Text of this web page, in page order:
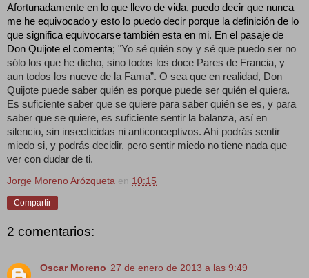
Afortunadamente en lo que llevo de vida, puedo decir que nunca
me he equivocado y esto lo puedo decir porque la definición de lo
que significa equivocarse también esta en mi. En el pasaje de
Don Quijote el comenta; "Yo sé quién soy y sé que puedo ser no
sólo los que he dicho, sino todos los doce Pares de Francia, y
aun todos los nueve de la Fama”. O sea que en realidad, Don
Quijote puede saber quién es porque puede ser quién el quiera.
Es suficiente saber que se quiere para saber quién se es, y para
saber que se quiere, es suficiente sentir la balanza, así en
silencio, sin insecticidas ni anticonceptivos. Ahí podrás sentir
miedo si, y podrás decidir, pero sentir miedo no tiene nada que
ver con dudar de ti.
Jorge Moreno Arózqueta en 10:15
Compartir
2 comentarios:
Oscar Moreno 27 de enero de 2013 a las 9:49